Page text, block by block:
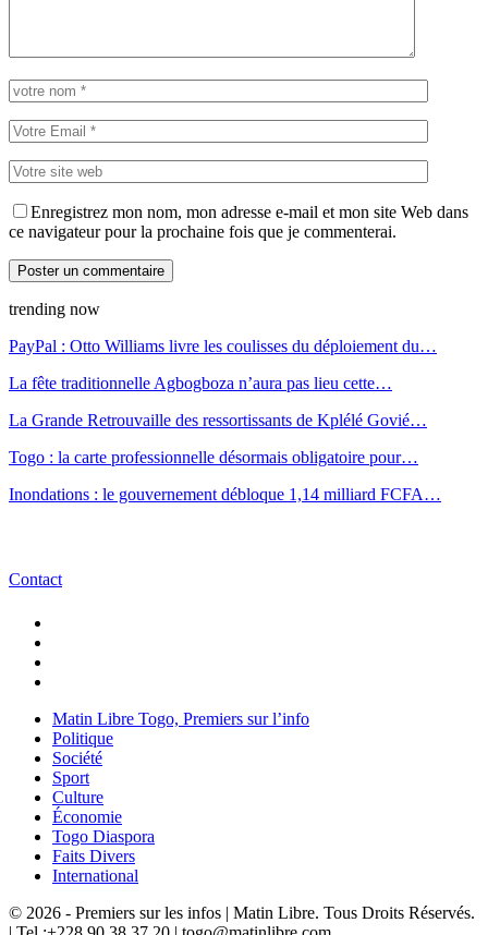
Enregistrez mon nom, mon adresse e-mail et mon site Web dans
ce navigateur pour la prochaine fois que je commenterai.
trending now
PayPal : Otto Williams livre les coulisses du déploiement du…
La fête traditionnelle Agbogboza n’aura pas lieu cette…
La Grande Retrouvaille des ressortissants de Kplélé Govié…
Togo : la carte professionnelle désormais obligatoire pour…
Inondations : le gouvernement débloque 1,14 milliard FCFA…
Contact
Matin Libre Togo, Premiers sur l’info
Politique
Société
Sport
Culture
Économie
Togo Diaspora
Faits Divers
International
© 2026 - Premiers sur les infos | Matin Libre. Tous Droits Réservés.